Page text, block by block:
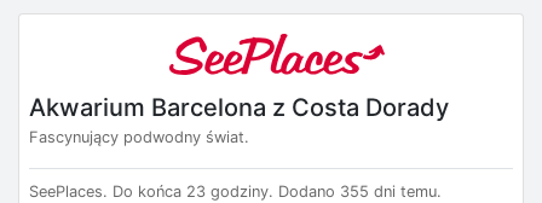
Akwarium Barcelona z Costa Dorady
Fascynujący podwodny świat.
SeePlaces. Do końca 23 godziny. Dodano 355 dni temu.